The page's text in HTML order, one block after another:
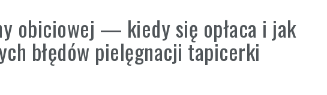
obiciowej — kiedy się opłaca i jak
błędów pielęgnacji tapicerki